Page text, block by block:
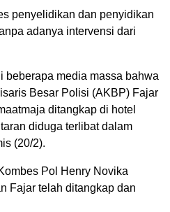
penyelidikan dan penyidikan
adanya intervensi dari
beberapa media massa bahwa
Besar Polisi (AKBP) Fajar
ditangkap di hotel
diduga terlibat dalam
(20/2).
Pol Henry Novika
Fajar telah ditangkap dan